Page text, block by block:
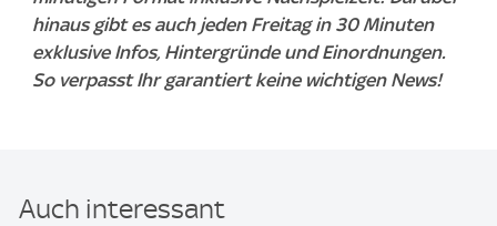
hinaus gibt es auch jeden Freitag in 30 Minuten
exklusive Infos, Hintergründe und Einordnungen.
So verpasst Ihr garantiert keine wichtigen News!
Auch interessant